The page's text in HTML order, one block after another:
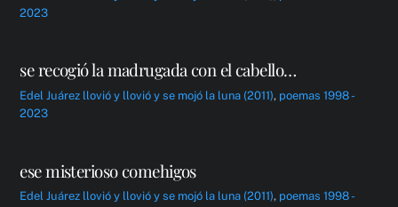
2023
se recogió la madrugada con el cabello…
Edel Juárez llovió y llovió y se mojó la luna (2011), poemas 1998 -
2023
ese misterioso comehigos
Edel Juárez llovió y llovió y se mojó la luna (2011), poemas 1998 -